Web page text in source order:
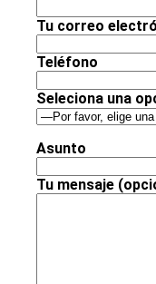
Tu correo
Teléfono
Seleciona una
Asunto
Tu mensaje